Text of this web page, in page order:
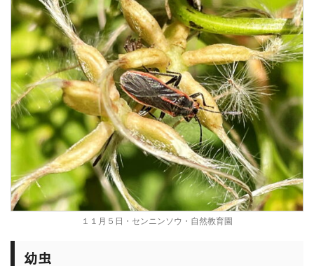
１１月５日・センニンソウ・自然教育園
幼虫